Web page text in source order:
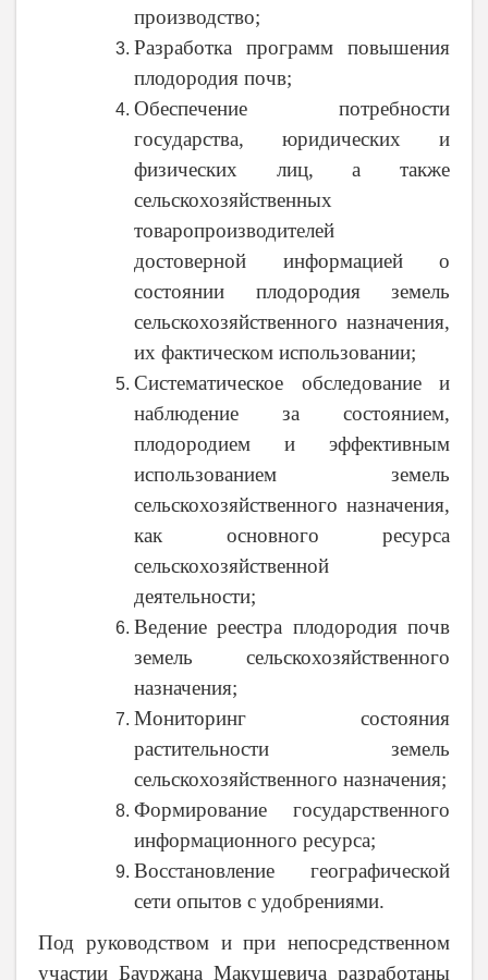
производство;
Разработка программ повышения
плодородия почв;
Обеспечение потребности
государства, юридических и
физических лиц, а также
сельскохозяйственных
товаропроизводителей
достоверной информацией о
состоянии плодородия земель
сельскохозяйственного назначения,
их фактическом использовании;
Систематическое обследование и
наблюдение за состоянием,
плодородием и эффективным
использованием земель
сельскохозяйственного назначения,
как основного ресурса
сельскохозяйственной
деятельности;
Ведение реестра плодородия почв
земель сельскохозяйственного
назначения;
Мониторинг состояния
растительности земель
сельскохозяйственного назначения;
Формирование государственного
информационного ресурса;
Восстановление географической
сети опытов с удобрениями.
Под руководством и при непосредственном
участии Бауржана Макушевича разработаны